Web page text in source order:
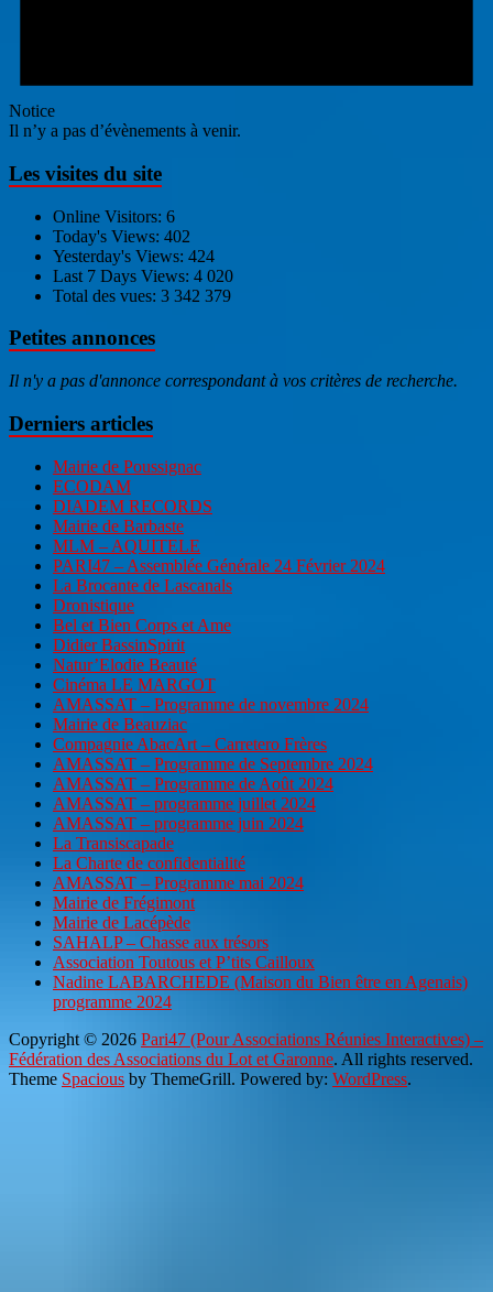
Notice
Il n’y a pas d’évènements à venir.
Les visites du site
Online Visitors: 6
Today's Views: 402
Yesterday's Views: 424
Last 7 Days Views: 4 020
Total des vues: 3 342 379
Petites annonces
Il n'y a pas d'annonce correspondant à vos critères de recherche.
Derniers articles
Mairie de Poussignac
ECODAM
DIADEM RECORDS
Mairie de Barbaste
MLM – AQUITELE
PARI47 – Assemblée Générale 24 Février 2024
La Brocante de Lascanals
Dronistique
Bel et Bien Corps et Ame
Didier BassinSpirit
Natur’Elodie Beauté
Cinéma LE MARGOT
AMASSAT – Programme de novembre 2024
Mairie de Beauziac
Compagnie AbacArt – Carretero Frères
AMASSAT – Programme de Septembre 2024
AMASSAT – Programme de Août 2024
AMASSAT – programme juillet 2024
AMASSAT – programme juin 2024
La Transiscapade
La Charte de confidentialité
AMASSAT – Programme mai 2024
Mairie de Frégimont
Mairie de Lacépède
SAHALP – Chasse aux trésors
Association Toutous et P’tits Cailloux
Nadine LABARCHEDE (Maison du Bien être en Agenais)
programme 2024
Copyright © 2026 Pari47 (Pour Associations Réunies Interactives) –
Fédération des Associations du Lot et Garonne. All rights reserved.
Theme Spacious by ThemeGrill. Powered by: WordPress.